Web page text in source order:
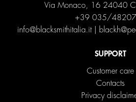
Via Monaco, 16 24040
+39 035/
info@blacksmithitalia.it|
SUPPORT
Customer care
Contacts
Privacy